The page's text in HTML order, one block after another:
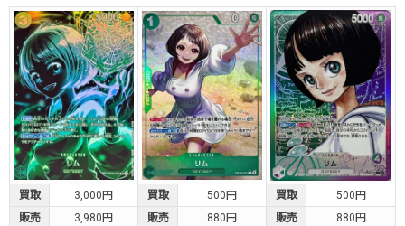
買取 3,000円 買取 500円 買取
500円
販売
3,980円 販売 880円 販売 880円